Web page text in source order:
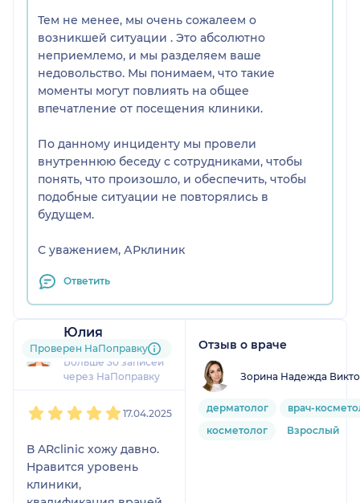
Тем не менее, мы очень сожалеем о
возникшей ситуации . Это абсолютно
неприемлемо, и мы разделяем ваше
недовольство. Мы понимаем, что такие
моменты могут повлиять на общее
впечатление от посещения клиники.
По данному инциденту мы провели
внутреннюю беседу с сотрудниками, чтобы
понять, что произошло, и обеспечить, чтобы
подобные ситуации не повторялись в
будущем.
С уважением, АРклиник
Ответить
Юлия
17 отзывови1 оценка
Больше 30 записей
через НаПоправку
Проверен НаПоправку
17.04.2025
В ARclinic хожу давно.
Нравится уровень
клиники,
Отзыв о враче
Зорина Надежда
дерматолог
врач-
косметолог
Взрослый